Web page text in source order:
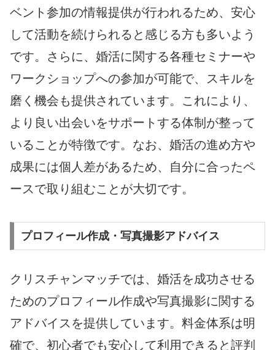
ベント参加の情報提供が行われるため、安心
して活動を続けられると感じる方も多いよう
です。さらに、婚活に関する各種セミナーや
ワークショップへの参加が可能で、スキルを
磨く機会も提供されています。これにより、
より良い出会いをサポートする体制が整って
いることが特徴です。なお、婚活の進め方や
成果には個人差があるため、自分に合ったペ
ースで取り組むことが大切です。
プロフィール作成・写真撮影アドバイス
クリスチャンマッチでは、婚活を成功させる
ためのプロフィール作成や写真撮影に関する
アドバイスを提供しています。料金体系は明
確で、初心者でも安心して利用できると評判